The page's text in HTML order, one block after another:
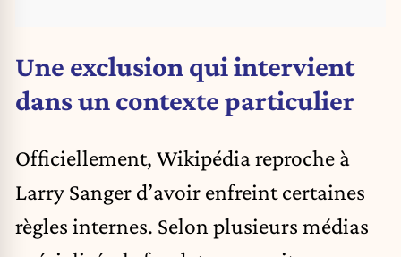
Une exclusion qui intervient
dans un contexte particulier
Officiellement, Wikipédia reproche à
Larry Sanger d’avoir enfreint certaines
règles internes. Selon plusieurs médias